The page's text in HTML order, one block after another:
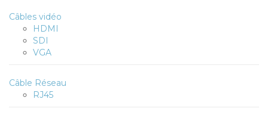
Câbles vidéo
HDMI
SDI
VGA
Câble Réseau
RJ45